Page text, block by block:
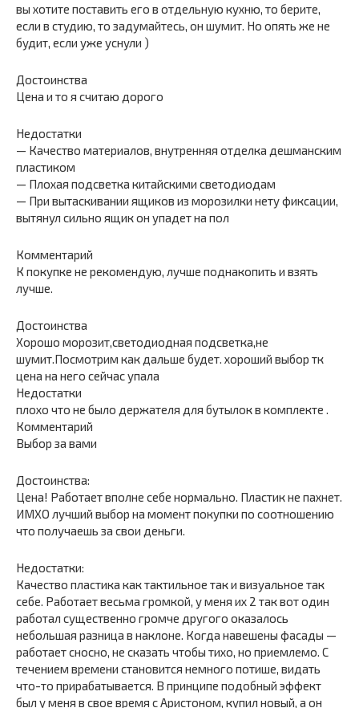
вы хотите поставить его в отдельную кухню, то берите,
если в студию, то задумайтесь, он шумит. Но опять же не
будит, если уже уснули )
Достоинства
Цена и то я считаю дорого
Недостатки
— Качество материалов, внутренняя отделка дешманским
пластиком
— Плохая подсветка китайскими светодиодам
— При вытаскивании ящиков из морозилки нету фиксации,
вытянул сильно ящик он упадет на пол
Комментарий
К покупке не рекомендую, лучше поднакопить и взять
лучше.
Достоинства
Хорошо морозит,светодиодная подсветка,не
шумит.Посмотрим как дальше будет. хороший выбор тк
цена на него сейчас упала
Недостатки
плохо что не было держателя для бутылок в комплекте .
Комментарий
Выбор за вами
Достоинства:
Цена! Работает вполне себе нормально. Пластик не пахнет.
ИМХО лучший выбор на момент покупки по соотношению
что получаешь за свои деньги.
Недостатки:
Качество пластика как тактильное так и визуальное так
себе. Работает весьма громкой, у меня их 2 так вот один
работал существенно громче другого оказалось
небольшая разница в наклоне. Когда навешены фасады —
работает сносно, не сказать чтобы тихо, но приемлемо. С
течением времени становится немного потише, видать
что-то прирабатывается. В принципе подобный эффект
был у меня в свое время с Аристоном, купил новый, а он